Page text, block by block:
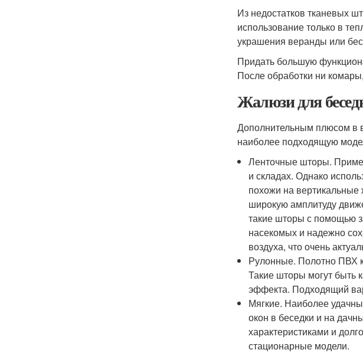
Из недостатков тканевых
использование только в
украшения веранды или
Придать большую
После обработки ни
Жалюзи для
Дополнительным плюсом в
наиболее подходящую
Ленточные шторы.
и складах. Однако
похожи на
широкую амплитуду
такие шторы с помощью
насекомых и надежно
воздуха, что очень
Рулонные. Полотно ПВХ
Такие шторы могут быть
эффекта. Подходящий
Мягкие. Наиболее
окон в беседки и на
характеристиками и
стационарные модели.